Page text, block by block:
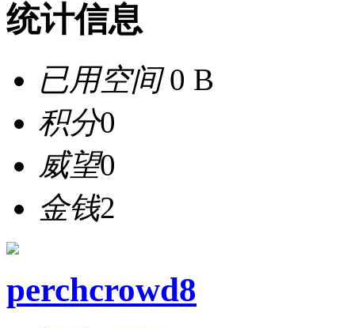
统计信息
已用空间0 B
积分0
威望0
金钱2
perchcrowd8